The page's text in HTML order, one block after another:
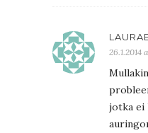
26.1.2014
jotka ei